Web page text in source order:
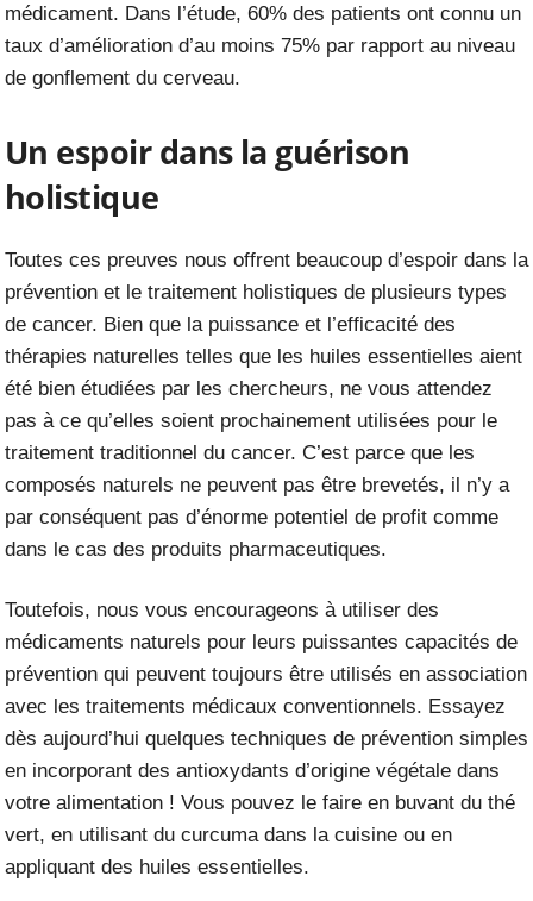
médicament. Dans l’étude, 60% des patients ont connu un
taux d’amélioration d’au moins 75% par rapport au niveau
de gonflement du cerveau.
Un espoir dans la guérison
holistique
Toutes ces preuves nous offrent beaucoup d’espoir dans la
prévention et le traitement holistiques de plusieurs types
de cancer. Bien que la puissance et l’efficacité des
thérapies naturelles telles que les huiles essentielles aient
été bien étudiées par les chercheurs, ne vous attendez
pas à ce qu’elles soient prochainement utilisées pour le
traitement traditionnel du cancer. C’est parce que les
composés naturels ne peuvent pas être brevetés, il n’y a
par conséquent pas d’énorme potentiel de profit comme
dans le cas des produits pharmaceutiques.
Toutefois, nous vous encourageons à utiliser des
médicaments naturels pour leurs puissantes capacités de
prévention qui peuvent toujours être utilisés en association
avec les traitements médicaux conventionnels. Essayez
dès aujourd’hui quelques techniques de prévention simples
en incorporant des antioxydants d’origine végétale dans
votre alimentation ! Vous pouvez le faire en buvant du thé
vert, en utilisant du curcuma dans la cuisine ou en
appliquant des huiles essentielles.